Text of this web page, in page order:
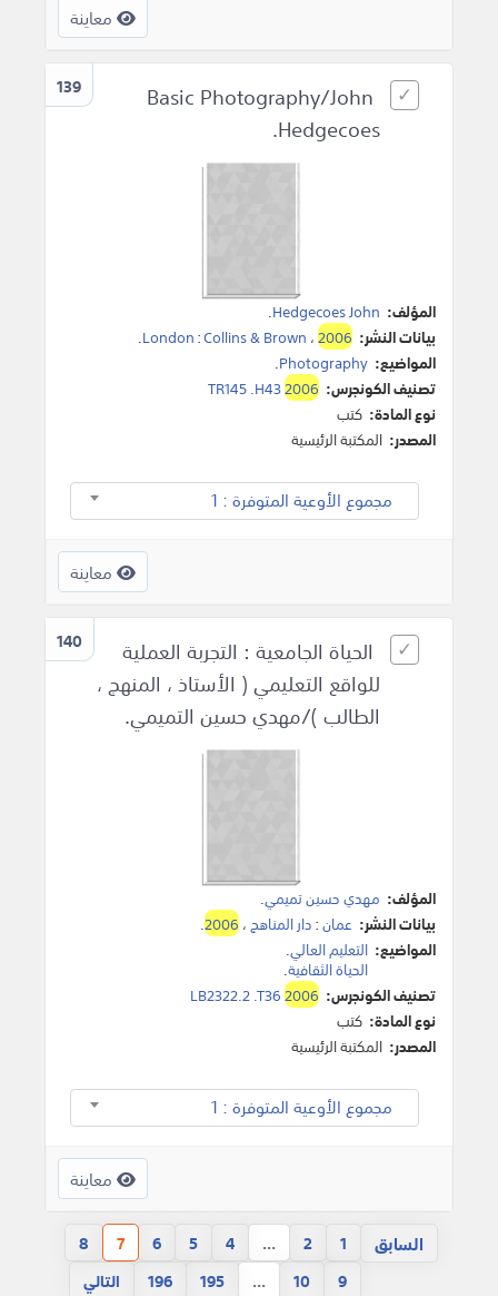
معاينة
139
Basic Photography/John
Hedgecoes.
المؤلف: Hedgecoes John
.
بيانات النشر:
London:Collins & Brown ،2006
.
المواضيع: Photography
.
تصنيف الكونجرس:
TR145 .H432006
نوع المادة: كتب
المصدر: المكتبة الرئيسية
مجموع الأوعية المتوفرة : 1
معاينة
140
الحياة الجامعية : التجربة العملية
للواقع التعليمي ( الأستاذ ، المنهج ،
الطالب )/مهدي حسين التميمي.
المؤلف: مهدي حسين تميمي.
بيانات النشر: عمان:دار المناهج،2006
.
المواضيع: التعليم العالي.
الحياة الثقافية.
تصنيف الكونجرس:
LB2322.2 .T362006
نوع المادة: كتب
المصدر: المكتبة الرئيسية
مجموع الأوعية المتوفرة : 1
معاينة
السابق 1
2
...
4
5
6
7
8
9
10
...
195
196 التالي